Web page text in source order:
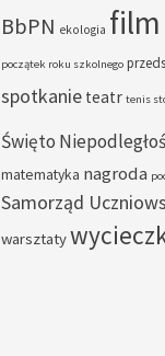
BbPN ekologia film
początek roku szkolnego
spotkanie teatr tenis
Święto
matematyka nagroda
Samorząd
warsztaty